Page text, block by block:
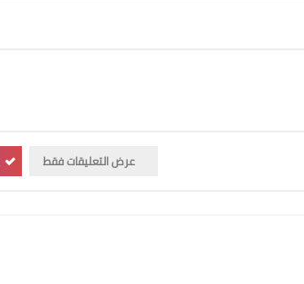
عرض التعليقات فقط